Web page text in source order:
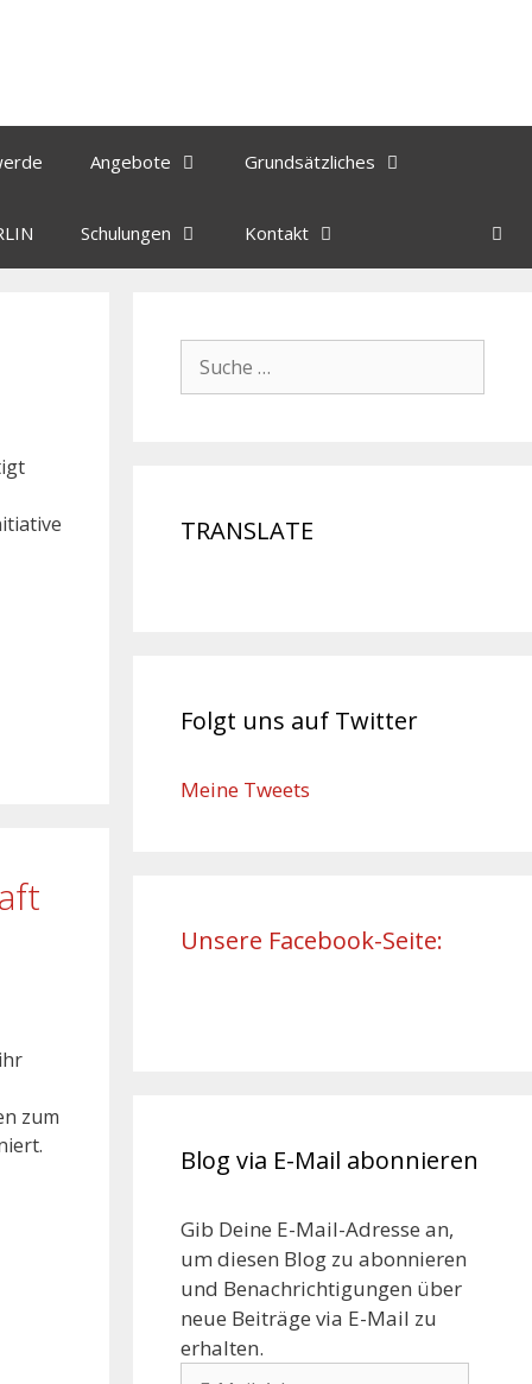
Angebote Grundsätzliches
Schulungen Kontakt
zum
TRANSLATE
Folgt uns auf Twitter
Meine Tweets
Unsere Facebook-Seite:
Blog via E-Mail abonnieren
Gib Deine E-Mail-Adresse an,
um diesen Blog zu abonnieren
und Benachrichtigungen über
neue Beiträge via E-Mail zu
erhalten.